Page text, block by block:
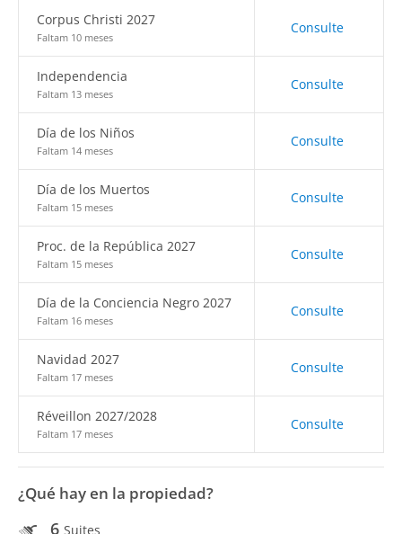
Corpus Christi 2027
Faltam 10 meses
Consulte
Independencia
Faltam 13 meses
Consulte
Día de los Niños
Faltam 14 meses
Consulte
Día de los Muertos
Faltam 15 meses
Consulte
Proc. de la República 2027
Faltam 15 meses
Consulte
Día de la Conciencia Negro 2027
Faltam 16 meses
Consulte
Navidad 2027
Faltam 17 meses
Consulte
Réveillon 2027/2028
Faltam 17 meses
Consulte
¿Qué hay en la propiedad?
6 Suites